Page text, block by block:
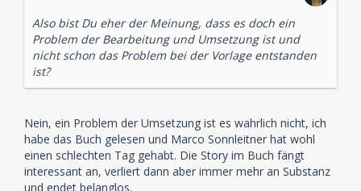
Also bist Du eher der Meinung, dass es doch ein
Problem der Bearbeitung und Umsetzung ist und
nicht schon das Problem bei der Vorlage entstanden
ist?
Nein, ein Problem der Umsetzung ist es wahrlich nicht, ich
habe das Buch gelesen und Marco Sonnleitner hat wohl
einen schlechten Tag gehabt. Die Story im Buch fängt
interessant an, verliert dann aber immer mehr an Substanz
und endet belanglos.